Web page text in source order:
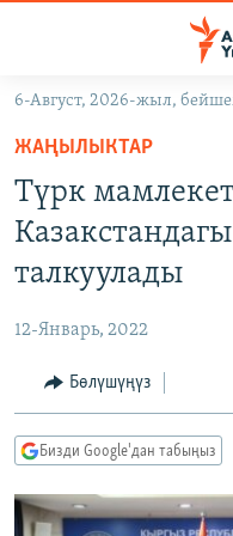
Навигацияга
өтүңүз
Издөөгө
салыңызКЫРГЫЗСТАН
МАДАНИЯТ
ДҮЙНӨ
ТВ ПРОГРАММАЛАР
БҮГҮН АЗАТТЫКТА
ДАНИСТЕ
ПОДКАСТ
Русский
6-Август, 2026-жыл,
ЖАҢЫЛЫКТАР
Түрк
талкуулады
12-Январь, 2022
Бөлүшүңүз
Бизди Google'дан табыңыз